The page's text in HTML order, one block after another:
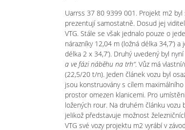
Uarrss 37 80 9399 001. Projekt m2
prezentují samostatně. Dosud jej
VTG. Stále se však jednalo pouze o
nárazníky 12,04 m (ložná délka 34,7’)
délka 2 x 34,7’). Druhý uvedený byl
a ve fázi náběhu na trh“. Vůz má
(22,5/20 t/n). Jeden článek vozu byl
jsou konstruovány s cílem
prostor omezen klanicemi. Pro
ložených rour. Na druhém článku
jelikož představuje možnost
VTG své vozy projektu m2 vyrábí v